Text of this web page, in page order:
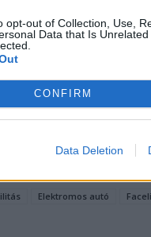
opt-out of Collection, Use,
Data that Is
CONFIRM
Data Deletion
hogy a jövőben
Ahogyan azt sem
a korábbi
további tartalmakért!
Elektromos autó